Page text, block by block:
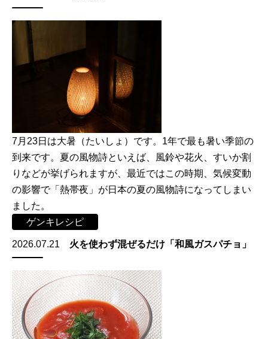
7月23日は大暑（たいしょ）です。1年で最も暑い季節の
到来です。夏の風物詩といえば、風鈴や花火、すいか割
りなどが挙げられますが、最近ではこの時期、気候変動
の影響で「熱帯夜」が日本の夏の風物詩になってしまい
ました。
ゲンキレシピ
2026.07.21 火を使わず混ぜるだけ「和風ガスパチョ」